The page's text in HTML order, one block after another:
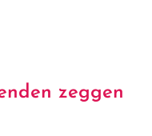
zeggen